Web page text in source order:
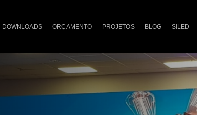
DOWNLOADS ORÇAMENTO PROJETOS BLOG SILED